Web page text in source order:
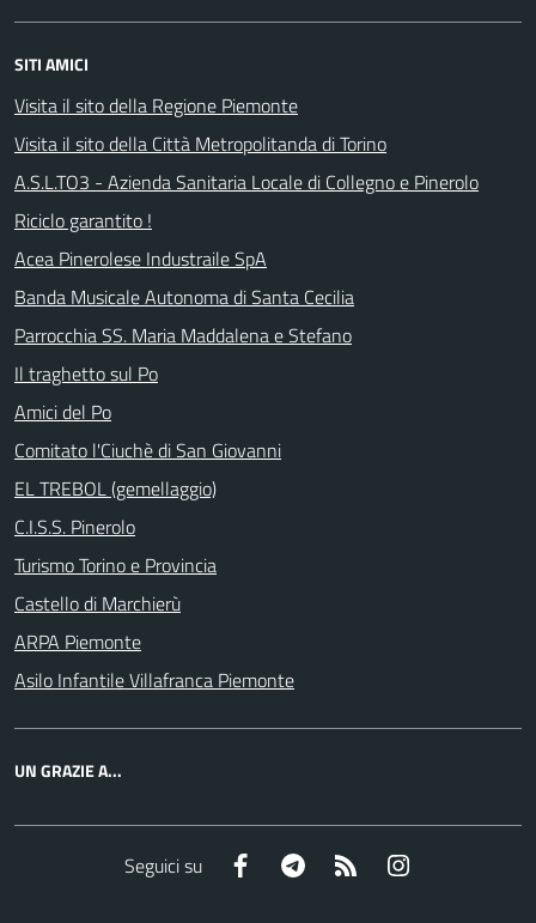
SITI AMICI
Visita il sito della Regione Piemonte
Visita il sito della Città Metropolitanda di Torino
A.S.L.TO3 - Azienda Sanitaria Locale di Collegno e Pinerolo
Riciclo garantito !
Acea Pinerolese Industraile SpA
Banda Musicale Autonoma di Santa Cecilia
Parrocchia SS. Maria Maddalena e Stefano
Il traghetto sul Po
Amici del Po
Comitato l'Ciuchè di San Giovanni
EL TREBOL (gemellaggio)
C.I.S.S. Pinerolo
Turismo Torino e Provincia
Castello di Marchierù
ARPA Piemonte
Asilo Infantile Villafranca Piemonte
UN GRAZIE A...
Seguici su Facebook Telegram RSS